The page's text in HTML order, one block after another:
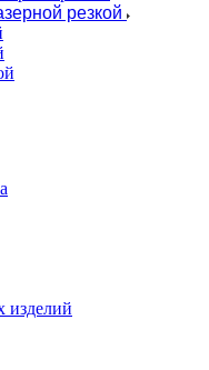
резкой
изделий